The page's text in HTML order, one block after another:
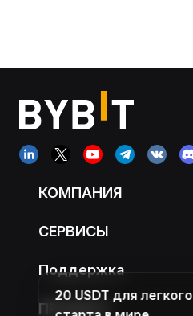
КОМПАНИЯ
СЕРВИСЫ
Поддержка
ПРОДУКТ
20 USDT для легкого